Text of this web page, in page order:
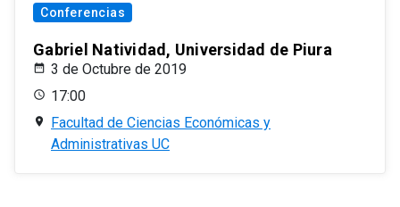
Conferencias
Gabriel Natividad, Universidad de Piura
3 de Octubre de 2019
17:00
Facultad de Ciencias Económicas y
Administrativas UC